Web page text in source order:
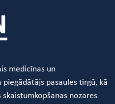
medicīnas un
pasaules tirgū, kā
nozares